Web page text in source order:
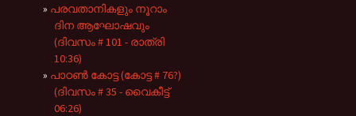
പരവതാനികളും നൂറാം
ദിന ആഘോഷവും
(ദിവസം # 101 - രാത്രി
10:36)
പാഠൺ കോട്ട (കോട്ട # 76?)
(ദിവസം # 35 - വൈകീട്ട്
06:26)